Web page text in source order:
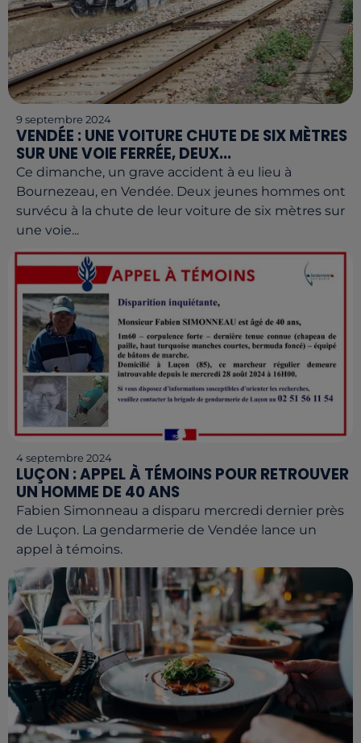
9 septembre 2024
VENDÉE : UNE VOITURE CHUTE DE SIX MÈTRES
SUR UNE VOIE FERRÉE, DEUX...
Ce dimanche, un grave accident à eu lieu à
Bournezeau, en Vendée. Deux jeunes hommes ont
survécu à la chute de leur voiture de six mètres sur
une voie...
4 septembre 2024
LUÇON : APPEL À TÉMOINS POUR RETROUVER
UN HOMME DE 40 ANS
Fabien Simonneau a disparu mercredi dernier près
de Luçon. La gendarmerie de Vendée lance un
appel à témoins.